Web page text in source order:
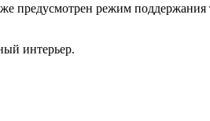
предусмотрен режим
интерьер.